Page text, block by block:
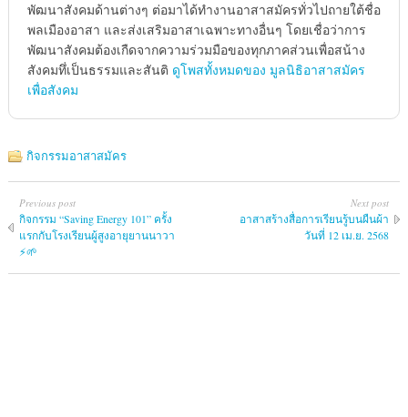
พัฒนาสังคมด้านต่างๆ ต่อมาได้ทำงานอาสาสมัครทั่วไปถายใต้ชื่อ
พลเมืองอาสา และส่งเสริมอาสาเฉพาะทางอื่นๆ โดยเชื่อว่าการ
พัฒนาสังคมต้องเกืดจากความร่วมมือของทุกภาคส่วนเพื่อสน้าง
สังคมทึ่เป็นธรรมและสันติ ดูโพสทั้งหมดของ มูลนิธิอาสาสมัคร
เพื่อสังคม
กิจกรรมอาสาสมัคร
Previous post
กิจกรรม “Saving Energy 101” ครั้ง
แรกกับโรงเรียนผู้สูงอายุยานนาวา
⚡🌱
Next post
อาสาสร้างสื่อการเรียนรู้บนผืนผ้า
วันที่ 12 เม.ย. 2568